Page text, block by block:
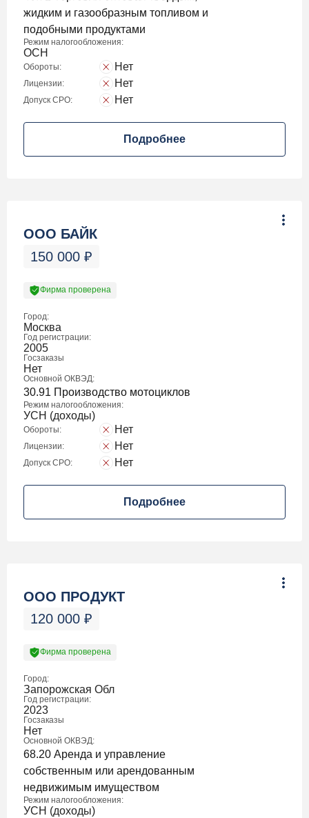
жидким и газообразным топливом и
подобными продуктами
Режим налогообложения:
ОСН
Обороты: Нет
Лицензии: Нет
Допуск СРО: Нет
Подробнее
ООО БАЙК
150 000 ₽
Фирма проверена
Город:
Москва
Год регистрации:
2005
Госзаказы
Нет
Основной ОКВЭД:
30.91 Производство мотоциклов
Режим налогообложения:
УСН (доходы)
Обороты: Нет
Лицензии: Нет
Допуск СРО: Нет
Подробнее
ООО ПРОДУКТ
120 000 ₽
Фирма проверена
Город:
Запорожская Обл
Год регистрации:
2023
Госзаказы
Нет
Основной ОКВЭД:
68.20 Аренда и управление
собственным или арендованным
недвижимым имуществом
Режим налогообложения:
УСН (доходы)